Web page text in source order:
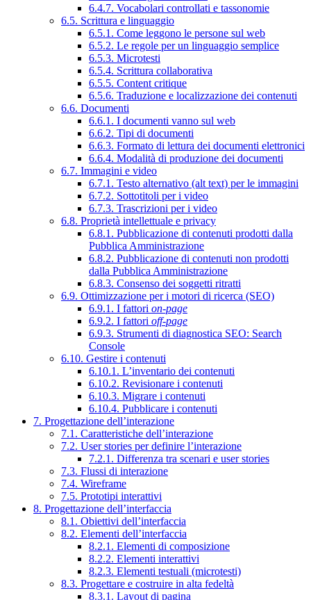
6.4.7. Vocabolari controllati e tassonomie
6.5. Scrittura e linguaggio
6.5.1. Come leggono le persone sul web
6.5.2. Le regole per un linguaggio semplice
6.5.3. Microtesti
6.5.4. Scrittura collaborativa
6.5.5. Content critique
6.5.6. Traduzione e localizzazione dei contenuti
6.6. Documenti
6.6.1. I documenti vanno sul web
6.6.2. Tipi di documenti
6.6.3. Formato di lettura dei documenti elettronici
6.6.4. Modalità di produzione dei documenti
6.7. Immagini e video
6.7.1. Testo alternativo (alt text) per le immagini
6.7.2. Sottotitoli per i video
6.7.3. Trascrizioni per i video
6.8. Proprietà intellettuale e privacy
6.8.1. Pubblicazione di contenuti prodotti dalla
Pubblica Amministrazione
6.8.2. Pubblicazione di contenuti non prodotti
dalla Pubblica Amministrazione
6.8.3. Consenso dei soggetti ritratti
6.9. Ottimizzazione per i motori di ricerca (SEO)
6.9.1. I fattori on-page
6.9.2. I fattori off-page
6.9.3. Strumenti di diagnostica SEO: Search
Console
6.10. Gestire i contenuti
6.10.1. L’inventario dei contenuti
6.10.2. Revisionare i contenuti
6.10.3. Migrare i contenuti
6.10.4. Pubblicare i contenuti
7. Progettazione dell’interazione
7.1. Caratteristiche dell’interazione
7.2. User stories per definire l’interazione
7.2.1. Differenza tra scenari e user stories
7.3. Flussi di interazione
7.4. Wireframe
7.5. Prototipi interattivi
8. Progettazione dell’interfaccia
8.1. Obiettivi dell’interfaccia
8.2. Elementi dell’interfaccia
8.2.1. Elementi di composizione
8.2.2. Elementi interattivi
8.2.3. Elementi testuali (microtesti)
8.3. Progettare e costruire in alta fedeltà
8.3.1. Layout di pagina